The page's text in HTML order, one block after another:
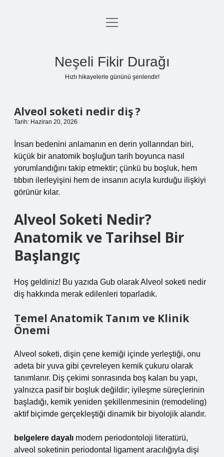
Anasayfa
menüyü
Neşeli Fikir Durağı
Hızlı hikayelerle gününü şenlendir!
Alveol soketi nedir diş ?
Tarih: Haziran 20, 2026
İnsan bedenini anlamanın en derin yollarından biri,
küçük bir anatomik boşluğun tarih boyunca nasıl
yorumlandığını takip etmektir; çünkü bu boşluk, hem
tıbbın ilerleyişini hem de insanın acıyla kurduğu ilişkiyi
görünür kılar.
Alveol Soketi Nedir?
Anatomik ve Tarihsel Bir
Başlangıç
Hoş geldiniz! Bu yazıda Gub olarak Alveol soketi nedir
diş hakkında merak edilenleri toparladık.
Temel Anatomik Tanım ve Klinik
Önemi
Alveol soketi, dişin çene kemiği içinde yerleştiği, onu
adeta bir yuva gibi çevreleyen kemik çukuru olarak
tanımlanır. Diş çekimi sonrasında boş kalan bu yapı,
yalnızca pasif bir boşluk değildir; iyileşme süreçlerinin
başladığı, kemik yeniden şekillenmesinin (remodeling)
aktif biçimde gerçekleştiği dinamik bir biyolojik alandır.
belgelere dayalı modern periodontoloji literatürü,
alveol soketinin periodontal ligament aracılığıyla dişi